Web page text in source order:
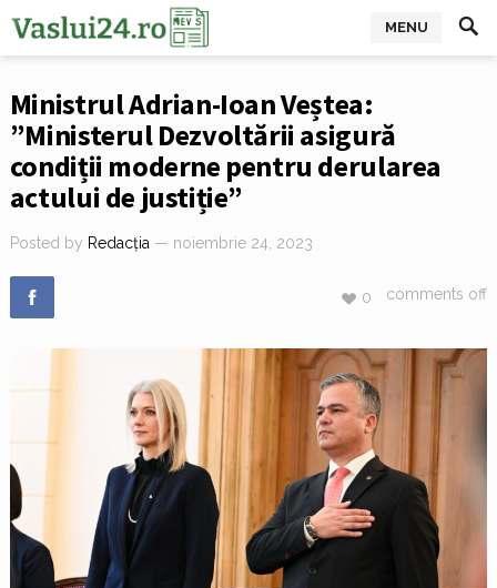
MENU
Ministrul Adrian-Ioan Veștea:
”Ministerul Dezvoltării asigură
condiții moderne pentru derularea
actului de justiție”
Posted by Redacția — noiembrie 24, 2023
comments off
0